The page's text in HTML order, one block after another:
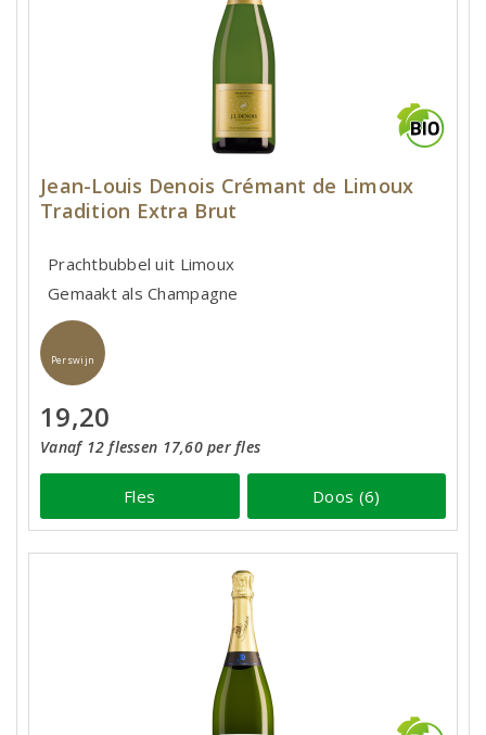
Jean-Louis Denois Crémant de Limoux
Tradition Extra Brut
Prachtbubbel uit Limoux
Gemaakt als Champagne
Perswijn
19,20
Vanaf 12 flessen 17,60 per fles
Fles Doos (6)